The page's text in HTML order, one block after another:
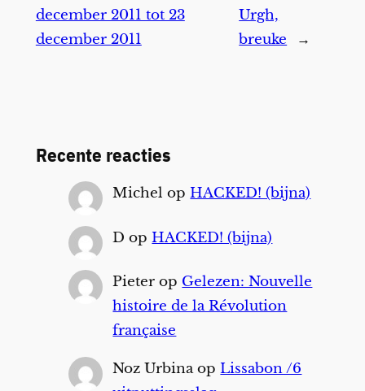
december 2011 tot 23
december 2011
Urgh,
breuke
→
Recente reacties
Michel opHACKED! (bijna)
D opHACKED! (bijna)
Pieter op Gelezen: Nouvelle
histoire de la Révolution
française
Noz UrbinaopLissabon /6